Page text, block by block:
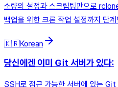
소량의 설정과 스크립팅만으로
백업을 위한 크론 작업 설정까지 단
🇰🇷Korean
당신에겐 이미 Git 서버가 있다:
SSH로 접근 가능한 서버에 있는